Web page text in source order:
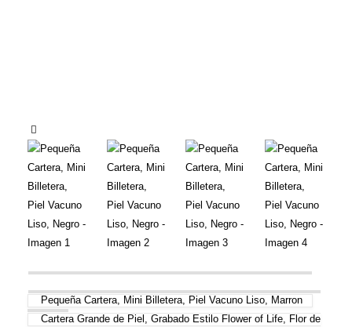
Pequeña Cartera, Mini Billetera, Piel Vacuno Liso, Marron
Cartera Grande de Piel, Grabado Estilo Flower of Life, Flor de